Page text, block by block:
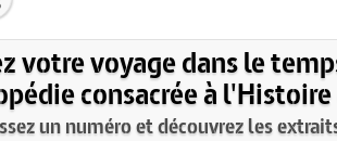
votre voyage dans le
consacrée à l'Histoire
un numéro et découvrez les